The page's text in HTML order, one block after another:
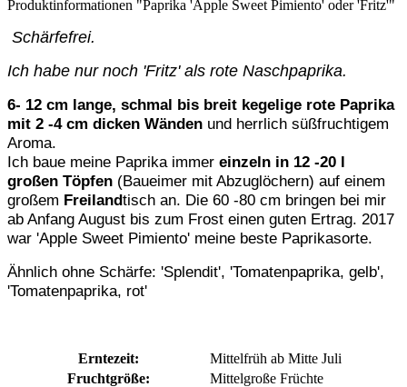
Produktinformationen "Paprika 'Apple Sweet Pimiento' oder 'Fritz'"
Schärfefrei.
Ich habe nur noch 'Fritz' als rote Naschpaprika.
6- 12 cm lange, schmal bis breit kegelige rote Paprika
mit 2 -4 cm dicken Wänden und herrlich süßfruchtigem
Aroma.
Ich baue meine Paprika immer einzeln in 12 -20 l
großen Töpfen (Baueimer mit Abzuglöchern) auf einem
großem Freilandtisch an. Die 60 -80 cm bringen bei mir
ab Anfang August bis zum Frost einen guten Ertrag. 2017
war 'Apple Sweet Pimiento' meine beste Paprikasorte.
Ähnlich ohne Schärfe: 'Splendit', 'Tomatenpaprika, gelb',
'Tomatenpaprika, rot'
Erntezeit:
Mittelfrüh ab Mitte Juli
Fruchtgröße:
Mittelgroße Früchte